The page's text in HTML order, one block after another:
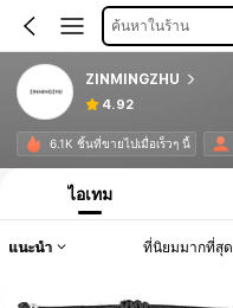
ค้นหาในร้าน
ZINMINGZHU
4.92
6.1K ชิ้นที่ขายไปเมื่อเร็วๆ นี้
ไอเทม
แนะนำ ที่นิยมมากที่สุด